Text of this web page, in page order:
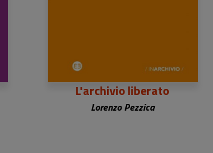
L'archivio liberato
Lorenzo Pezzica